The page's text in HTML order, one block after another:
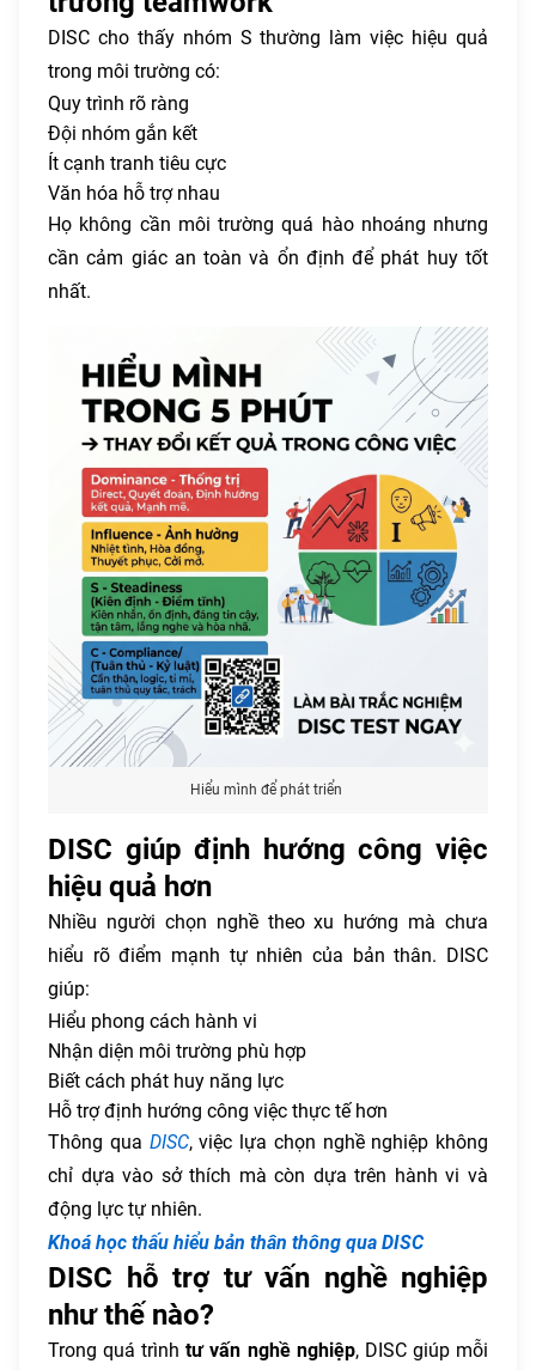
DISC cho thấy nhóm S thường làm việc hiệu quả
trong môi trường có:
Quy trình rõ ràng
Đội nhóm gắn kết
Ít cạnh tranh tiêu cực
Văn hóa hỗ trợ nhau
Họ không cần môi trường quá hào nhoáng nhưng
cần cảm giác an toàn và ổn định để phát huy tốt
nhất.
Hiểu mình để phát triển
DISC giúp định hướng công việc
hiệu quả hơn
Nhiều người chọn nghề theo xu hướng mà chưa
hiểu rõ điểm mạnh tự nhiên của bản thân. DISC
giúp:
Hiểu phong cách hành vi
Nhận diện môi trường phù hợp
Biết cách phát huy năng lực
Hỗ trợ định hướng công việc thực tế hơn
Thông qua DISC, việc lựa chọn nghề nghiệp không
chỉ dựa vào sở thích mà còn dựa trên hành vi và
động lực tự nhiên.
Khoá học thấu hiểu bản thân thông qua DISC
DISC hỗ trợ tư vấn nghề nghiệp
như thế nào?
Trong quá trìnhtư vấn nghề nghiệp, DISC giúp mỗi